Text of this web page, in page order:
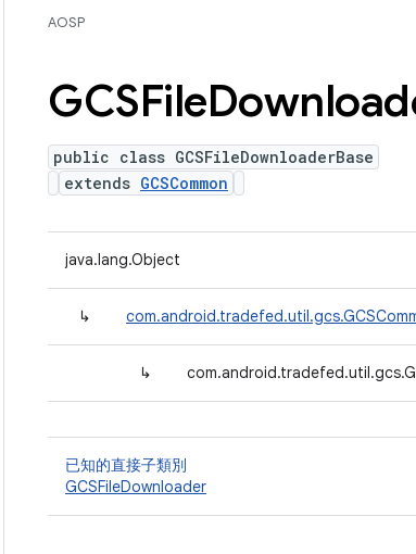
AOSP
GCSFile
public class GCSFileDownloaderBase
extends GCSCommon
java.lang.Object
↳
↳
已知的直接子類別
GCSFileDownloader